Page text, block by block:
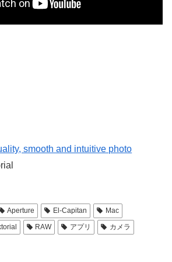
smooth and intuitive photo
Aperture El-Capitan
Mac
RAW アプリ
カメラ